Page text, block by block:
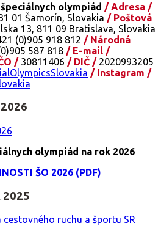
olympiád / Adresa /
01 Šamorín, Slovakia / Poštová
13, 811 09 Bratislava, Slovakia
(0)905 918 812 / Národná
587 818 / E-mail /
/30811406 / DIČ /2020993205
/ Instagram /
olympiád na rok 2026
ŠO 2026 (PDF)
2025